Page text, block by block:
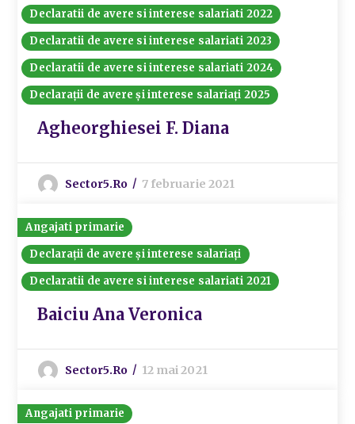
Declaratii de avere si interese salariati 2022
Declaratii de avere si interese salariati 2023
Declaratii de avere si interese salariati 2024
Declarații de avere și interese salariați 2025
Agheorghiesei F. Diana
Sector5.ro 7 februarie 2021
Angajati primarie
Declarații de avere și interese salariați
Declaratii de avere si interese salariati 2021
Baiciu Ana Veronica
Sector5.ro 12 mai 2021
Angajati primarie